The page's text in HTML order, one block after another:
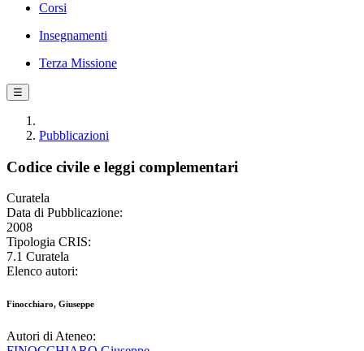
Corsi
Insegnamenti
Terza Missione
☰
Pubblicazioni
Codice civile e leggi complementari
Curatela
Data di Pubblicazione:
2008
Tipologia CRIS:
7.1 Curatela
Elenco autori:
Finocchiaro, Giuseppe
Autori di Ateneo: